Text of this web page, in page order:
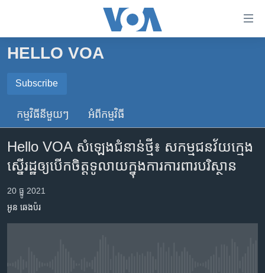
គេហទំព័រ​
រំលង​
ព័ត៌មាន​​
តែ​
រំលង​
និង​
ចូល​
កម្ពុជា
អន្តរជាតិ
ចិន
ហេឡូវីអូអេ
កម្ពុជាច្នៃប្រតិដ្ឋ
ព្រឹត្តិការណ៍ព័ត៌មាន
ទូរទស្សន៍ / វីដេអូ​
HELLO VOA
Subscribe
SUBSCRIBE
ទទួល​​​សេវា​​​ Podcast
កម្មវិធី​នីមួយៗ អំពី​កម្មវិធី​
Hello VOA សំឡេង​ជំនាន់​ថ្មី៖ សកម្មជន​វ័យ​ក្មេង
ស្នើ​រដ្ឋ​ឲ្យ​បើក​ចិត្ត​ទូលាយ​ក្នុង​ការការពារ​បរិស្ថាន
20 ធ្នូ 2021
អូន ឆេងប៉រ